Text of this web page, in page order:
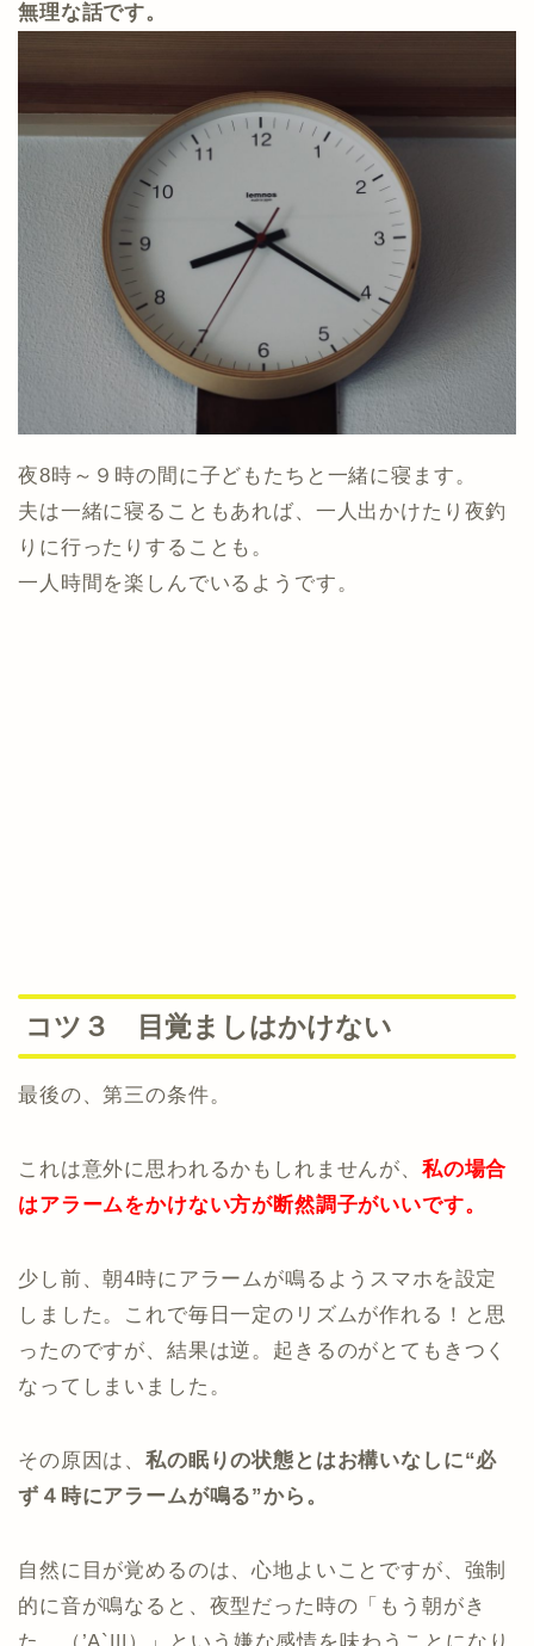
無理な話です。
夜8時～９時の間に子どもたちと一緒に寝ます。
夫は一緒に寝ることもあれば、一人出かけたり夜釣
りに行ったりすることも。
一人時間を楽しんでいるようです。
コツ３ 目覚ましはかけない
最後の、第三の条件。
これは意外に思われるかもしれませんが、 私の場合
はアラームをかけない方が断然調子がいいです。
少し前、朝4時にアラームが鳴るようスマホを設定
しました。これで毎日一定のリズムが作れる！と思
ったのですが、結果は逆。起きるのがとてもきつく
なってしまいました。
その原因は、私の眠りの状態とはお構いなしに“必
ず４時にアラームが鳴る”から。
自然に目が覚めるのは、心地よいことですが、強制
的に音が鳴なると、夜型だった時の「もう朝がき